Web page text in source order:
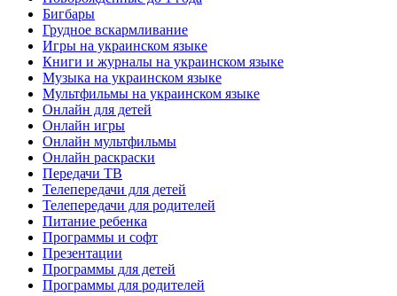
Бигбары
Грудное вскармливание
Игры на украинском языке
Книги и журналы на украинском языке
Музыка на украинском языке
Мультфильмы на украинском языке
Онлайн для детей
Онлайн игры
Онлайн мультфильмы
Онлайн раскраски
Передачи ТВ
Телепередачи для детей
Телепередачи для родителей
Питание ребенка
Программы и софт
Презентации
Программы для детей
Программы для родителей